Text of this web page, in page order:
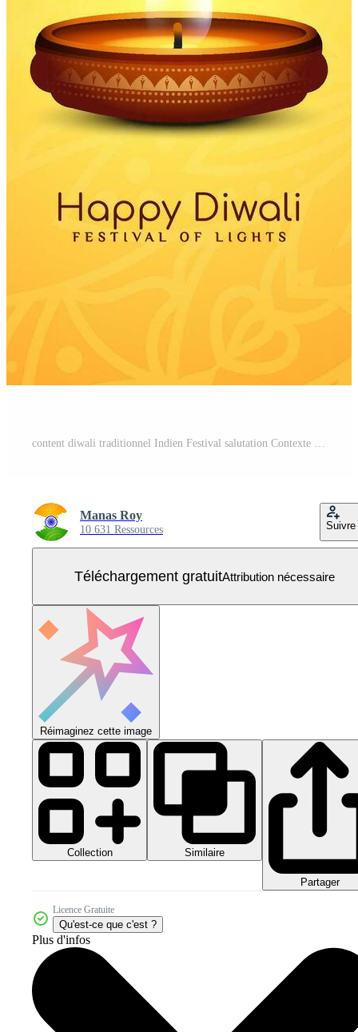
content diwali traditionnel Indien Festival salutation Contexte Vecteur Gratuit
Manas Roy
10 631 Ressources Suivre
Téléchargement gratuitAttribution nécessaire
Réimaginez cette image
Collection Similaire
Partager
Licence Gratuite
Qu'est-ce que c'est ?
Plus d'infos